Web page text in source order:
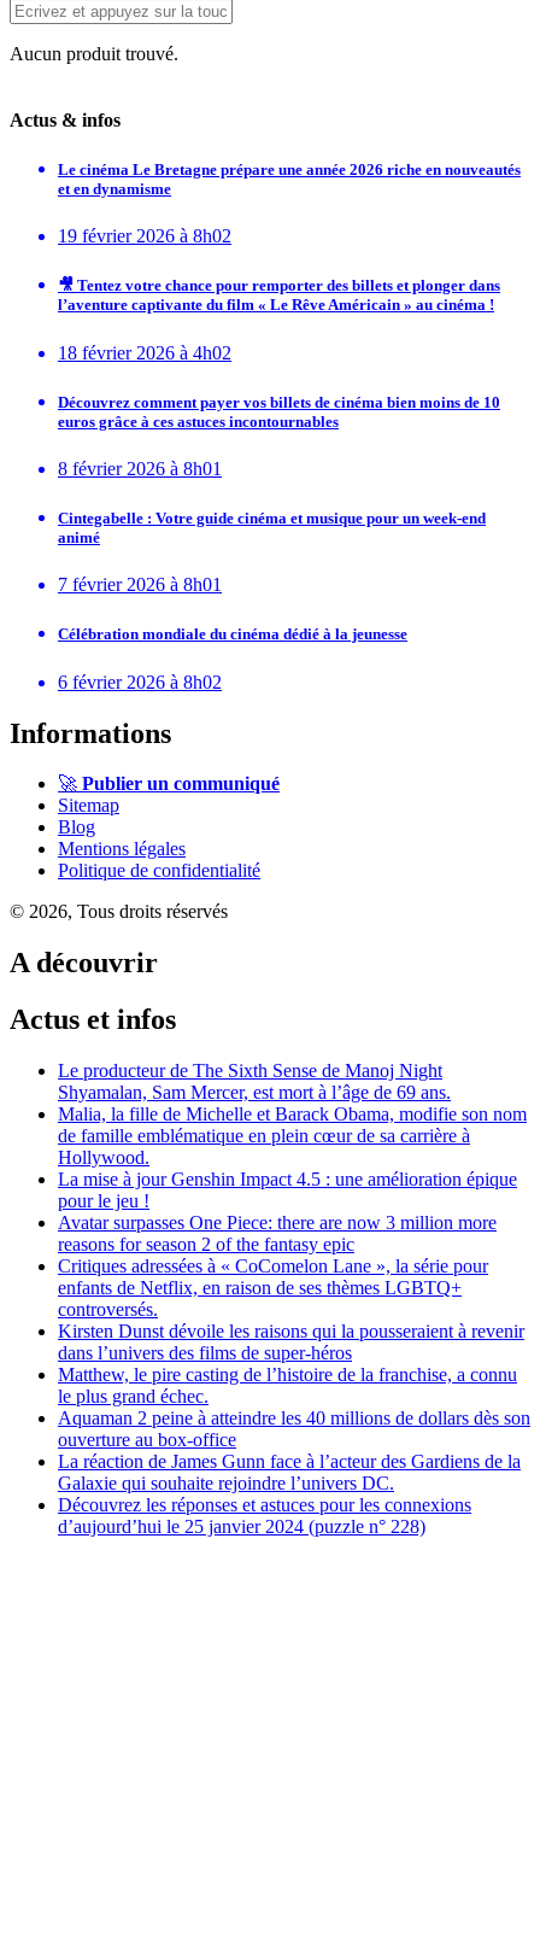
Aucun produit trouvé.
Actus & infos
Le cinéma Le Bretagne prépare une année 2026 riche en nouveautés
et en dynamisme
19 février 2026 à 8h02
🎥 Tentez votre chance pour remporter des billets et plonger dans
l’aventure captivante du film « Le Rêve Américain » au cinéma !
18 février 2026 à 4h02
Découvrez comment payer vos billets de cinéma bien moins de 10
euros grâce à ces astuces incontournables
8 février 2026 à 8h01
Cintegabelle : Votre guide cinéma et musique pour un week-end
animé
7 février 2026 à 8h01
Célébration mondiale du cinéma dédié à la jeunesse
6 février 2026 à 8h02
Informations
🚀 Publier un communiqué
Sitemap
Blog
Mentions légales
Politique de confidentialité
© 2026, Tous droits réservés
A découvrir
Actus et infos
Le producteur de The Sixth Sense de Manoj Night
Shyamalan, Sam Mercer, est mort à l’âge de 69 ans.
Malia, la fille de Michelle et Barack Obama, modifie son nom
de famille emblématique en plein cœur de sa carrière à
Hollywood.
La mise à jour Genshin Impact 4.5 : une amélioration épique
pour le jeu !
Avatar surpasses One Piece: there are now 3 million more
reasons for season 2 of the fantasy epic
Critiques adressées à « CoComelon Lane », la série pour
enfants de Netflix, en raison de ses thèmes LGBTQ+
controversés.
Kirsten Dunst dévoile les raisons qui la pousseraient à revenir
dans l’univers des films de super-héros
Matthew, le pire casting de l’histoire de la franchise, a connu
le plus grand échec.
Aquaman 2 peine à atteindre les 40 millions de dollars dès son
ouverture au box-office
La réaction de James Gunn face à l’acteur des Gardiens de la
Galaxie qui souhaite rejoindre l’univers DC.
Découvrez les réponses et astuces pour les connexions
d’aujourd’hui le 25 janvier 2024 (puzzle n° 228)